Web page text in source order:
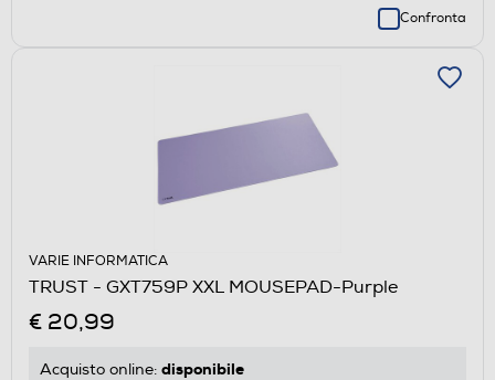
Confronta
VARIE INFORMATICA
TRUST - GXT759P XXL MOUSEPAD-Purple
€ 20,99
Acquisto online: disponibile